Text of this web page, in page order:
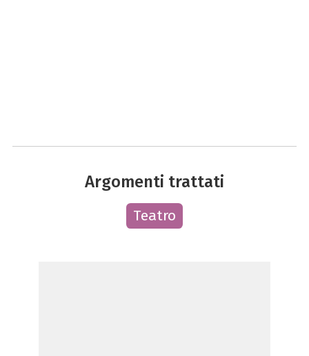
Argomenti trattati
Teatro